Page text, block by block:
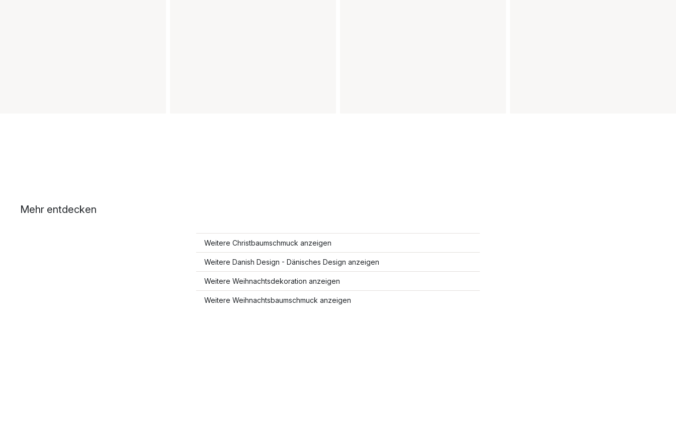
Mehr entdecken
Weitere Christbaumschmuck anzeigen
Weitere Danish Design - Dänisches Design anzeigen
Weitere Weihnachtsdekoration anzeigen
Weitere Weihnachtsbaumschmuck anzeigen